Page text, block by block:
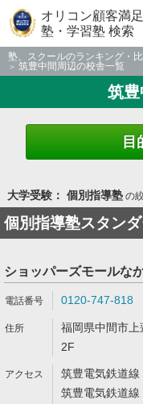
オリコン顧客満
塾・学習塾 検索
塾、スクールのランキング・
筑豊中間周辺の校舎一覧
筑
目
大学受験： 個別指導塾の
個別指導塾スタン
ショッパーズモールな
0120-747-818
福岡県中間市
2F
筑豊電気鉄道
筑豊電気鉄道